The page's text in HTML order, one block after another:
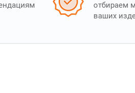
отбираем
ваших